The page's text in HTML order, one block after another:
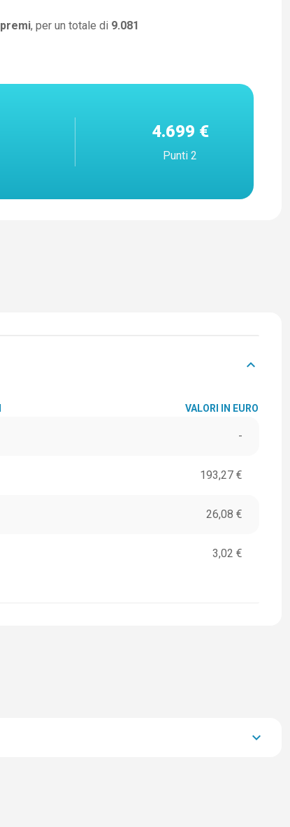
premi, per un totale di 9.081
4.699 €
Punti 2
keyboard_arrow_down
VALORI IN EURO
-
193,27 €
26,08 €
3,02 €
keyboard_arrow_down